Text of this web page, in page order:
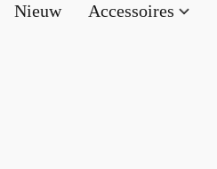
Nieuw Accessoires